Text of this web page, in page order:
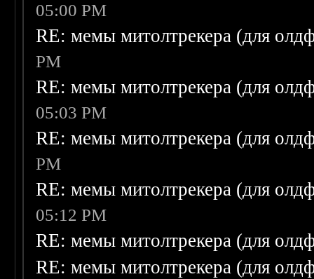
05:00 PM
RE: мемы митолтрекера (для
PM
RE: мемы митолтрекера (для
05:03 PM
RE: мемы митолтрекера (для
PM
RE: мемы митолтрекера (для
05:12 PM
RE: мемы митолтрекера (для
RE: мемы митолтрекера (для